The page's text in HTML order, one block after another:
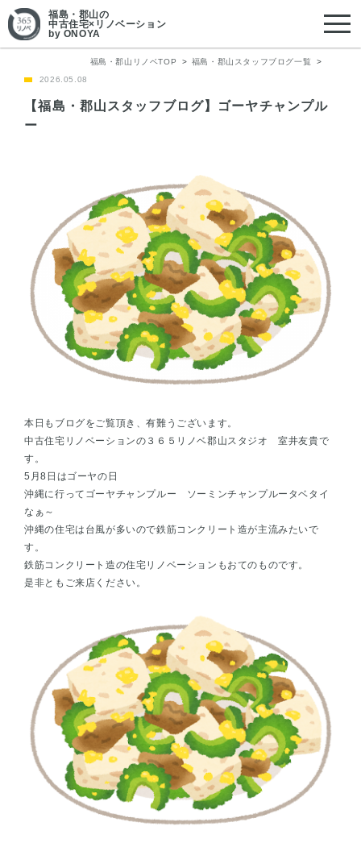
福島・郡山の
中古住宅×リノベーション
by ONOYA
福島・郡山リノベTOP
福島・郡山スタッフブログ一覧
2026.05.08
【福島・郡山スタッフブログ】ゴーヤチャンプル
ー
本日もブログをご覧頂き、有難うございます。
中古住宅リノベーションの３６５リノベ郡山スタジオ 室井友貴で
す。
5月8日はゴーヤの日
沖縄に行ってゴーヤチャンプルー ソーミンチャンプルータベタイ
なぁ～
沖縄の住宅は台風が多いので鉄筋コンクリート造が主流みたいで
す。
鉄筋コンクリート造の住宅リノベーションもおてのものです。
是非ともご来店ください。